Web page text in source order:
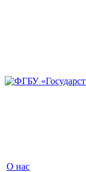
О нас